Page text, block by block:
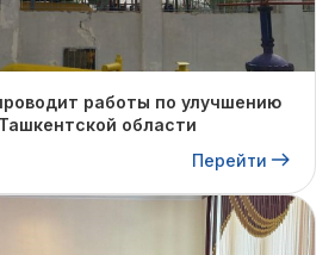
работы по улучшению
области
Перейти